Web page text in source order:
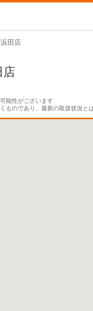
田店
店
能性がございます
ものであり、最新の取扱状況と